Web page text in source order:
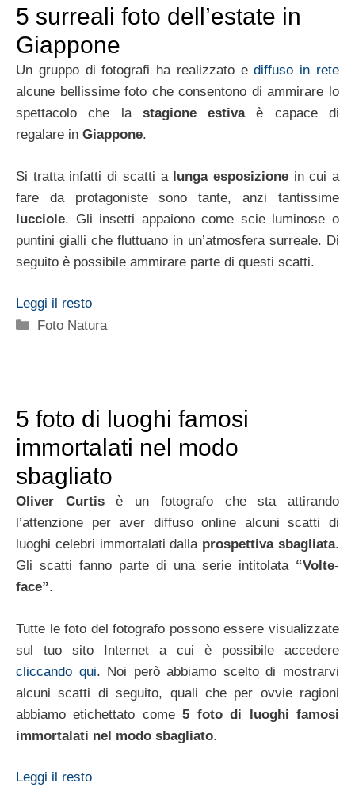
5 surreali foto dell’estate in
Giappone
Un gruppo di fotografi ha realizzato ediffuso in rete
alcune bellissime foto che consentono di ammirare lo
spettacolo che la stagione estivaè capace di
regalare in Giappone.
Si tratta infatti di scatti a lunga esposizionein cui a
fare da protagoniste sono tante, anzi tantissime
lucciole. Gli insetti appaiono come scie luminose o
puntini gialli che fluttuano in un’atmosfera surreale. Di
seguito è possibile ammirare parte di questi scatti.
Leggi il resto
Categorie
Foto Natura
5 foto di luoghi famosi
immortalati nel modo
sbagliato
Oliver Curtisè un fotografo che sta attirando
l’attenzione per aver diffuso online alcuni scatti di
luoghi celebri immortalati dalla prospettiva sbagliata.
Gli scatti fanno parte di una serie intitolata “Volte-
face”.
Tutte le foto del fotografo possono essere visualizzate
sul tuo sito Internet a cui è possibile accedere
cliccando qui. Noi però abbiamo scelto di mostrarvi
alcuni scatti di seguito, quali che per ovvie ragioni
abbiamo etichettato come5 foto di luoghi famosi
immortalati nel modo sbagliato.
Leggi il resto